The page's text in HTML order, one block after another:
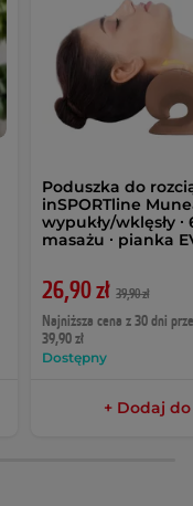
Poduszka do
inSPORTline
wypukły/wklęsły
masażu ∙ pianka
26,90 zł 39,90 zł
Najniższa cena z 30 dni
39,90 zł
Dostępny
+ Dodaj